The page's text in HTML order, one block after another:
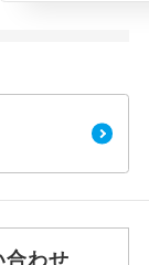
合わせ